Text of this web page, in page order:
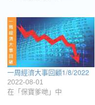
一周經濟大事回顧1/8/2022
2022-08-01
在「保寶爹哋」中